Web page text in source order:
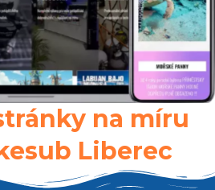
na míru
Liberec